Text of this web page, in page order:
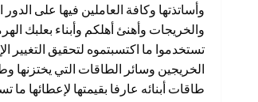
وأساتذتها وكافة العاملين فيها على
والخريجات وأهنئ أهلكم وأبناء بعلبك
تستخدموا ما اكتسبتموه لتحقيق
الخريجين وسائر الطاقات التي يختزنها
طاقات أبنائه عارفا بقيمتها لإعطائها